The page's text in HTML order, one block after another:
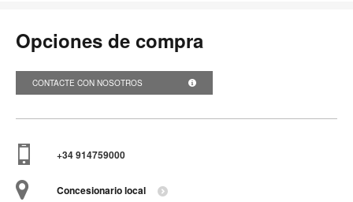
Opciones de compra
CONTACTE CON NOSOTROS
+34 914759000
Concesionario local